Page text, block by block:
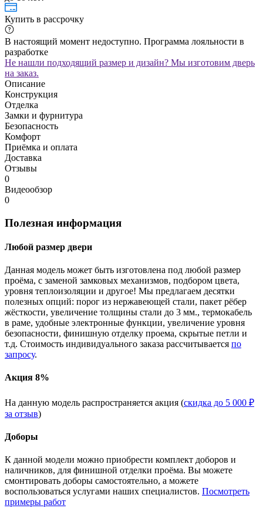
Купить в рассрочку
В настоящий момент недоступно. Программа лояльности в
разработке
Не нашли подходящий размер и дизайн? Мы изготовим дверь
на заказ.
Описание
Конструкция
Отделка
Замки и фурнитура
Безопасность
Комфорт
Приёмка и оплата
Доставка
Отзывы
0
Видеообзор
0
Полезная информация
Любой размер двери
Данная модель может быть изготовлена под любой размер
проёма, с заменой замковых механизмов, подбором цвета,
уровня теплоизоляции и другое! Мы предлагаем десятки
полезных опций: порог из нержавеющей стали, пакет рёбер
жёсткости, увеличение толщины стали до 3 мм., термокабель
в раме, удобные электронные функции, увеличение уровня
безопасности, финишную отделку проема, скрытые петли и
т.д. Стоимость индивидуального заказа рассчитывается по
запросу.
Акция 8%
На данную модель распространяется акция (скидка до 5 000 ₽
за отзыв)
Доборы
К данной модели можно приобрести комплект доборов и
наличников, для финишной отделки проёма. Вы можете
смонтировать доборы самостоятельно, а можете
воспользоваться услугами наших специалистов. Посмотреть
примеры работ